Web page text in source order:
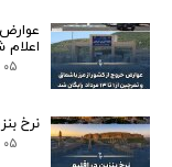
اعلام
۰۵ مرداد ۰۵
نرخ
۰۵ مرداد ۰۵